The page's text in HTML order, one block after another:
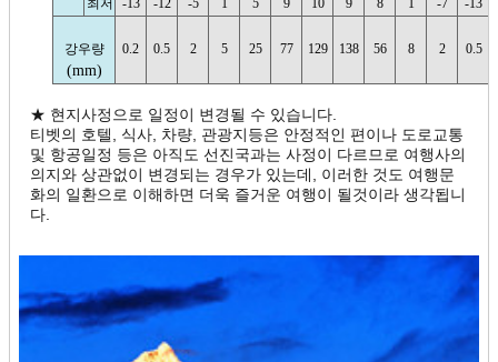
최저 -13 -12 -5 1 5 9 10 9 8 1 -7 -13
강우량
(mm)
0.2 0.5 2 5 25 77 129 138 56 8 2 0.5
★ 현지사정으로 일정이 변경될 수 있습니다.
티벳의 호텔, 식사, 차량, 관광지등은 안정적인 편이나 도로교통
및 항공일정 등은 아직도 선진국과는 사정이 다르므로 여행사의
의지와 상관없이 변경되는 경우가 있는데, 이러한 것도 여행문
화의 일환으로 이해하면 더욱 즐거운 여행이 될것이라 생각됩니
다.